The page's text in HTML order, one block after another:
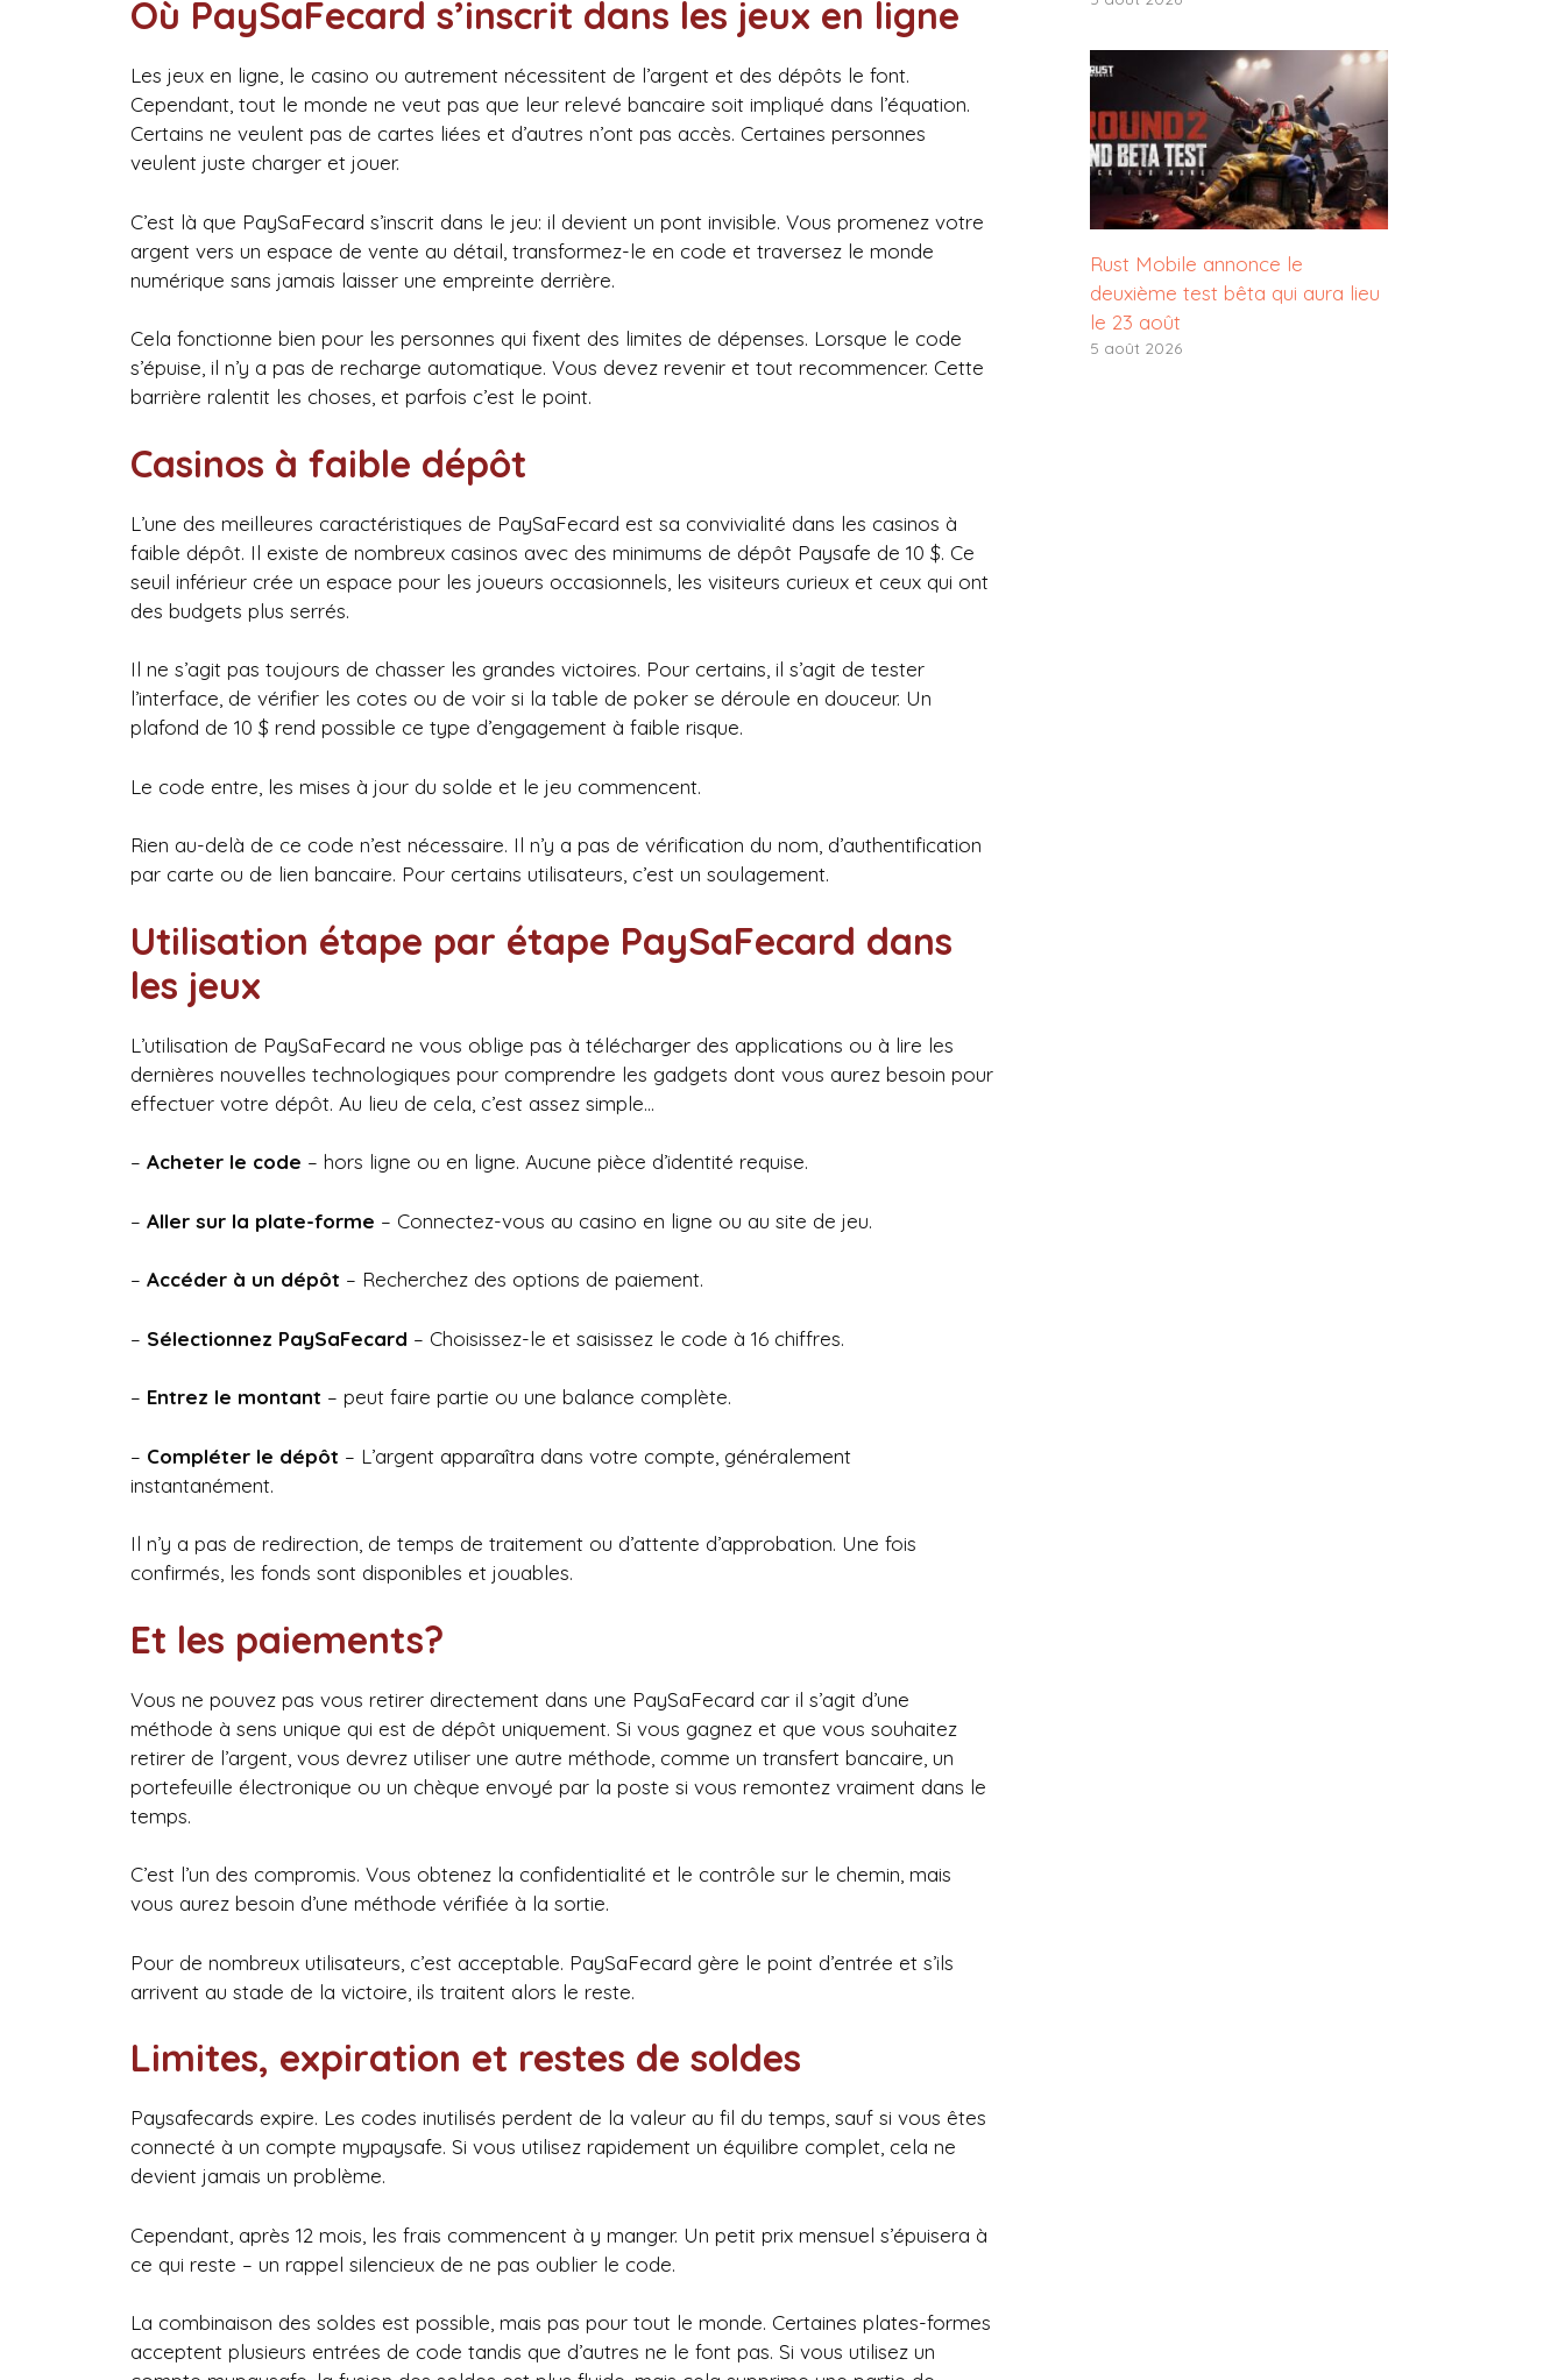
Où PaySaFecard s’inscrit dans les jeux en ligne
Les jeux en ligne, le casino ou autrement nécessitent de l’argent et des dépôts le font.
Cependant, tout le monde ne veut pas que leur relevé bancaire soit impliqué dans l’équation.
Certains ne veulent pas de cartes liées et d’autres n’ont pas accès. Certaines personnes
veulent juste charger et jouer.
C’est là que PaySaFecard s’inscrit dans le jeu: il devient un pont invisible. Vous promenez votre
argent vers un espace de vente au détail, transformez-le en code et traversez le monde
numérique sans jamais laisser une empreinte derrière.
Cela fonctionne bien pour les personnes qui fixent des limites de dépenses. Lorsque le code
s’épuise, il n’y a pas de recharge automatique. Vous devez revenir et tout recommencer. Cette
barrière ralentit les choses, et parfois c’est le point.
Casinos à faible dépôt
L’une des meilleures caractéristiques de PaySaFecard est sa convivialité dans les casinos à
faible dépôt. Il existe de nombreux casinos avec des minimums de dépôt Paysafe de 10 $. Ce
seuil inférieur crée un espace pour les joueurs occasionnels, les visiteurs curieux et ceux qui ont
des budgets plus serrés.
Il ne s’agit pas toujours de chasser les grandes victoires. Pour certains, il s’agit de tester
l’interface, de vérifier les cotes ou de voir si la table de poker se déroule en douceur. Un
plafond de 10 $ rend possible ce type d’engagement à faible risque.
Le code entre, les mises à jour du solde et le jeu commencent.
Rien au-delà de ce code n’est nécessaire. Il n’y a pas de vérification du nom, d’authentification
par carte ou de lien bancaire. Pour certains utilisateurs, c’est un soulagement.
Utilisation étape par étape PaySaFecard dans
les jeux
L’utilisation de PaySaFecard ne vous oblige pas à télécharger des applications ou à lire les
dernières nouvelles technologiques pour comprendre les gadgets dont vous aurez besoin pour
effectuer votre dépôt. Au lieu de cela, c’est assez simple…
– Acheter le code – hors ligne ou en ligne. Aucune pièce d’identité requise.
– Aller sur la plate-forme – Connectez-vous au casino en ligne ou au site de jeu.
– Accéder à un dépôt – Recherchez des options de paiement.
– Sélectionnez PaySaFecard – Choisissez-le et saisissez le code à 16 chiffres.
– Entrez le montant – peut faire partie ou une balance complète.
– Compléter le dépôt – L’argent apparaîtra dans votre compte, généralement
instantanément.
Il n’y a pas de redirection, de temps de traitement ou d’attente d’approbation. Une fois
confirmés, les fonds sont disponibles et jouables.
Et les paiements?
Vous ne pouvez pas vous retirer directement dans une PaySaFecard car il s’agit d’une
méthode à sens unique qui est de dépôt uniquement. Si vous gagnez et que vous souhaitez
retirer de l’argent, vous devrez utiliser une autre méthode, comme un transfert bancaire, un
portefeuille électronique ou un chèque envoyé par la poste si vous remontez vraiment dans le
temps.
C’est l’un des compromis. Vous obtenez la confidentialité et le contrôle sur le chemin, mais
vous aurez besoin d’une méthode vérifiée à la sortie.
Pour de nombreux utilisateurs, c’est acceptable. PaySaFecard gère le point d’entrée et s’ils
arrivent au stade de la victoire, ils traitent alors le reste.
Limites, expiration et restes de soldes
Paysafecards expire. Les codes inutilisés perdent de la valeur au fil du temps, sauf si vous êtes
connecté à un compte mypaysafe. Si vous utilisez rapidement un équilibre complet, cela ne
devient jamais un problème.
Cependant, après 12 mois, les frais commencent à y manger. Un petit prix mensuel s’épuisera à
ce qui reste – un rappel silencieux de ne pas oublier le code.
La combinaison des soldes est possible, mais pas pour tout le monde. Certaines plates-formes
acceptent plusieurs entrées de code tandis que d’autres ne le font pas. Si vous utilisez un
Rust Mobile annonce le
deuxième test bêta qui aura lieu
le 23 août
5 août 2026